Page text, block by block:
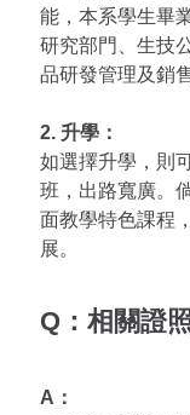
能，本系學生畢
研究部門、生技
品研發管理及銷
2. 升學：
如選擇升學，則
班，出路寬廣。
面教學特色課程
展。
Q：相關證
A：